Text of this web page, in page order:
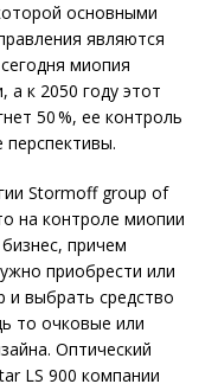
основными
являются
миопия
а к 2050 году этот
50 %, ее контроль
Stormoff group of
на контроле миопии
причем
приобрести или
и выбрать средство
то очковые или
Оптический
LS 900 компании